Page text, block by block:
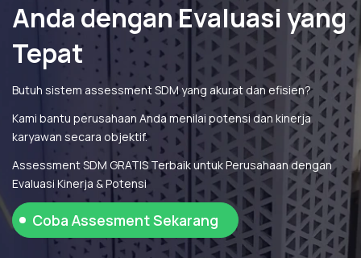
Anda dengan Evaluasi yang
Tepat
Butuh sistem assessment SDM yang akurat dan efisien?
Kami bantu perusahaan Anda menilai potensi dan kinerja
karyawan secara objektif.
Assessment SDM GRATIS Terbaik untuk Perusahaan dengan
Evaluasi Kinerja & Potensi
Coba Assesment Sekarang